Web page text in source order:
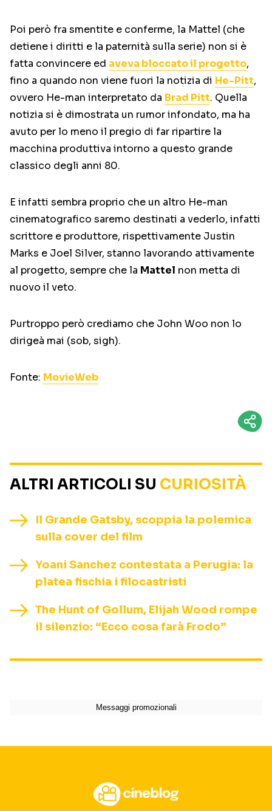
Poi però fra smentite e conferme, la Mattel (che
detiene i diritti e la paternità sulla serie) non si è
fatta convincere ed aveva bloccato il progetto,
fino a quando non viene fuori la notizia di He-Pitt,
ovvero He-man interpretato da Brad Pitt. Quella
notizia si è dimostrata un rumor infondato, ma ha
avuto per lo meno il pregio di far ripartire la
macchina produttiva intorno a questo grande
classico degli anni 80.
E infatti sembra proprio che un altro He-man
cinematografico saremo destinati a vederlo, infatti
scrittore e produttore, rispettivamente Justin
Marks e Joel Silver, stanno lavorando attivamente
al progetto, sempre che la Mattel non metta di
nuovo il veto.
Purtroppo però crediamo che John Woo non lo
dirigeà mai (sob, sigh).
Fonte: MovieWeb
ALTRI ARTICOLI SU CURIOSITÀ
Il Grande Gatsby, scoppia la polemica
sulla cover del film
Yoani Sanchez contestata a Perugia: la
platea fischia i filocastristi
The Hunt of Gollum, Elijah Wood rompe
il silenzio: “Ecco cosa farà Frodo”